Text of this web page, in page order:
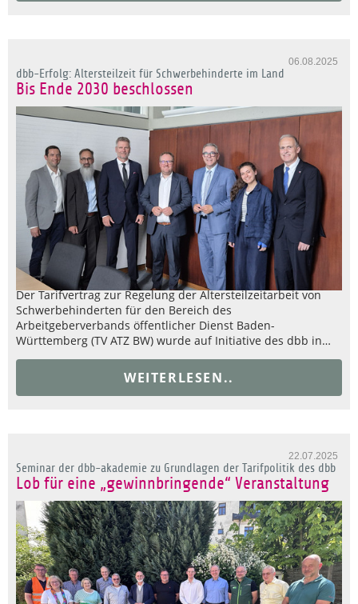
06.08.2025
dbb-Erfolg: Altersteilzeit für Schwerbehinderte im Land
Bis Ende 2030 beschlossen
Der Tarifvertrag zur Regelung der Altersteilzeitarbeit von
Schwerbehinderten für den Bereich des
Arbeitgeberverbands öffentlicher Dienst Baden-
Württemberg (TV ATZ BW) wurde auf Initiative des dbb in…
WEITERLESEN..
22.07.2025
Seminar der dbb-akademie zu Grundlagen der Tarifpolitik des dbb
Lob für eine „gewinnbringende“ Veranstaltung